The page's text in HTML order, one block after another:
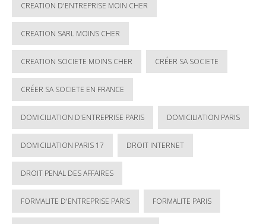
CREATION D'ENTREPRISE MOIN CHER
CREATION SARL MOINS CHER
CREATION SOCIETE MOINS CHER CRÉER SA SOCIETE
CRÉER SA SOCIETE EN FRANCE
DOMICILIATION D'ENTREPRISE PARIS DOMICILIATION PARIS
DOMICILIATION PARIS 17 DROIT INTERNET
DROIT PENAL DES AFFAIRES
FORMALITE D'ENTREPRISE PARIS FORMALITE PARIS